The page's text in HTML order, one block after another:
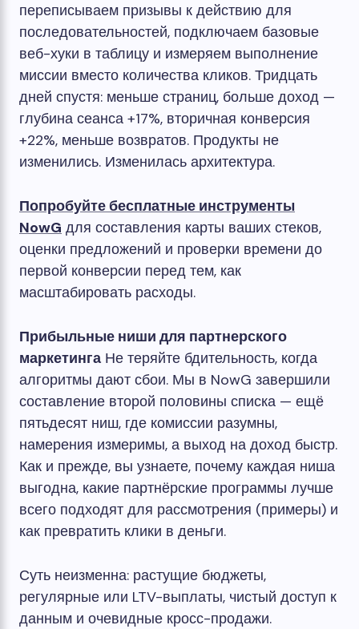
переписываем призывы к действию для
последовательностей, подключаем базовые
веб-хуки в таблицу и измеряем выполнение
миссии вместо количества кликов. Тридцать
дней спустя: меньше страниц, больше доход —
глубина сеанса +17%, вторичная конверсия
+22%, меньше возвратов. Продукты не
изменились. Изменилась архитектура.
Попробуйте бесплатные инструменты
NowG для составления карты ваших стеков,
оценки предложений и проверки времени до
первой конверсии перед тем, как
масштабировать расходы.
Прибыльные ниши для партнерского
маркетинга Не теряйте бдительность, когда
алгоритмы дают сбои. Мы в NowG завершили
составление второй половины списка — ещё
пятьдесят ниш, где комиссии разумны,
намерения измеримы, а выход на доход быстр.
Как и прежде, вы узнаете, почему каждая ниша
выгодна, какие партнёрские программы лучше
всего подходят для рассмотрения (примеры) и
как превратить клики в деньги.
Суть неизменна: растущие бюджеты,
регулярные или LTV-выплаты, чистый доступ к
данным и очевидные кросс-продажи.